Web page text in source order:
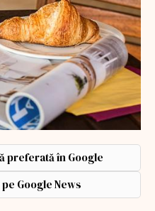
preferată în Google
Google News